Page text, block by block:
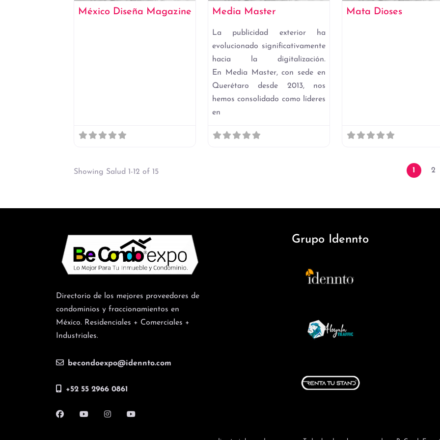
México Diseña Magazine
Media Master
La publicidad exterior ha
evolucionado significativamente
hacia la digitalización.
En Media Master, con sede en
Querétaro desde 2013, nos
hemos consolidado como líderes
en
Mata Dioses
Showing Salud 1-12 of 15 1 2
Directorio de los mejores proveedores de
condominios y fraccionamientos en
México. Residenciales + Comerciales +
Industriales.
becondoexpo@idennto.com
+52 55 2966 0861
Grupo Idennto